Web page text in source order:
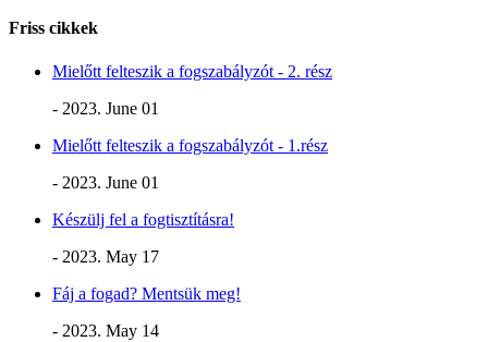
Friss cikkek
Mielőtt felteszik a fogszabályzót - 2. rész
- 2023. June 01
Mielőtt felteszik a fogszabályzót - 1.rész
- 2023. June 01
Készülj fel a fogtisztításra!
- 2023. May 17
Fáj a fogad? Mentsük meg!
- 2023. May 14